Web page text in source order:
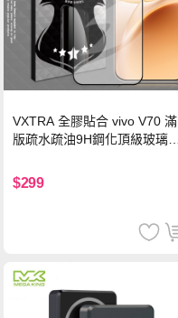
VXTRA 全膠貼合 vivo V70 滿
版疏水疏油9H鋼化頂級玻璃貼
$299